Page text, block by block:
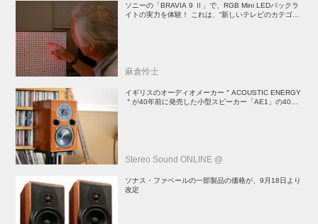
ソニーの「BRAVIA 9 Ⅱ」で、RGB Mini LEDバックラ
イトの実力を体験！ これは、“新しいテレビのカテゴリ
麻倉怜士
イギリスのオーディオメーカー＂ACOUSTIC ENERGY
＂が40年前に発売した小型スピーカー「AE1」の40周
Stereo Sound ONLINE @
ソナス・ファベールの一部製品の価格が、9月18日より
改定